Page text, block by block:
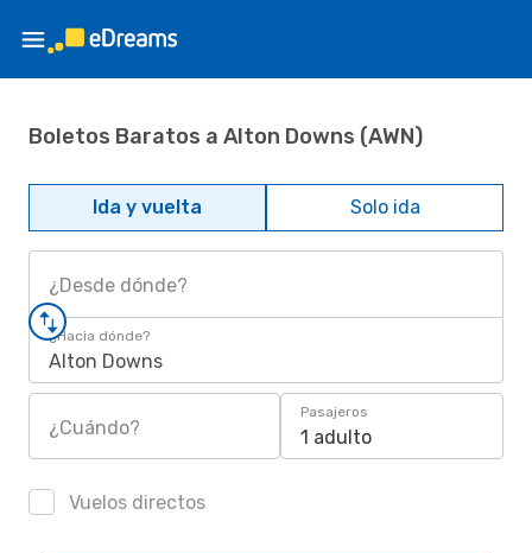
Boletos Baratos a Alton Downs (AWN)
Ida y vuelta Solo ida
¿Desde dónde?
¿Hacia dónde?
Alton Downs
¿Cuándo?
Pasajeros
1 adulto
Vuelos directos